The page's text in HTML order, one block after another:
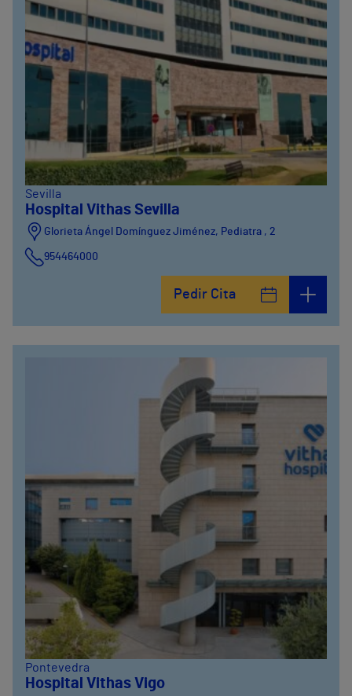
Sevilla
Hospital Vithas Sevilla
Glorieta Ángel Domínguez Jiménez, Pediatra , 2
954464000
Pedir Cita
Pontevedra
Hospital Vithas Vigo